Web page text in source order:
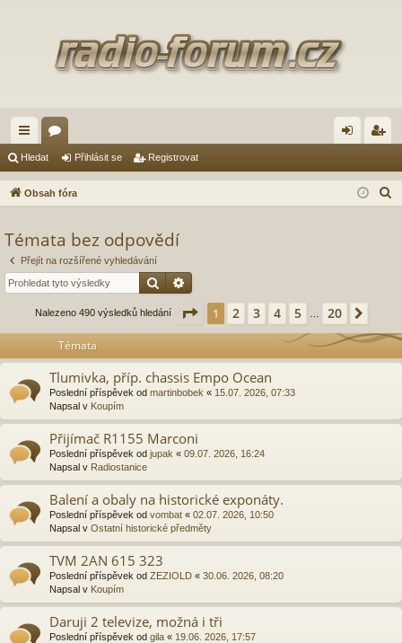
yc
hl
od
ka
zy
a lá ist
Hledat Přihlásit se Registrovat
Obsah fóra
Témata bez odpovědí
Přejít na rozšířené vyhledávání
Hledat
Nalezeno 490 výsledků hledání Stránka 1z 20
1 2 3 4 5 20
Témata
Tlumivka, příp. chassis Empo Ocean
Poslední příspěvek od martinbobek « 15.07. 2026, 07:33
Napsal v Koupím
Přijímač R1155 Marconi
Poslední příspěvek od jupak « 09.07. 2026, 16:24
Napsal v Radiostanice
Balení a obaly na historické exponáty.
Poslední příspěvek od vombat « 02.07. 2026, 10:50
Napsal v Ostatní historické předměty
TVM 2AN 615 323
Poslední příspěvek od ZEZIOLD « 30.06. 2026, 08:20
Napsal v Koupím
Daruji 2 televize, možná i tři
Poslední příspěvek od gila « 19.06. 2026, 17:57